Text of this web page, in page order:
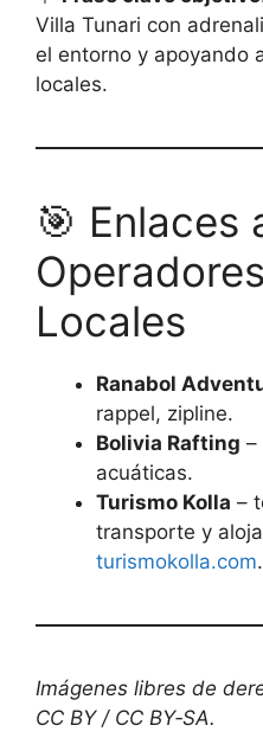
Villa Tunari con
el entorno y apoyando
locales.
🎯 Enlaces
Locales
Ranabol
rappel, zipline.
Bolivia Rafting –
acuáticas.
Turismo Kolla –
transporte y
turismokolla.com.
Imágenes libres de
CC BY / CC BY‑SA.